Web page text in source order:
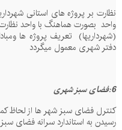
نظارت بر پروژه های استانی
واحد بصورت هماهنگ با واحد
(شهرداریها) تعریف پروژه ها
دفتر شهری معمول میگردد
6:فضای سبز شهری
کنترل فضای سبز شهر ها از لحاظ
رسیدن به استاندارد سرانه فضای سبز